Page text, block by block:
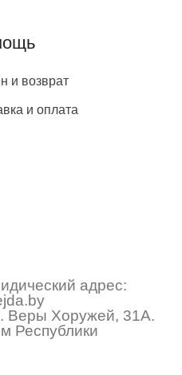
и возврат
и оплата
адрес:
Веры Хоружей, 31А.
Республики